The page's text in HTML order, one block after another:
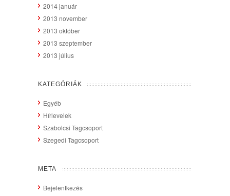
2014 január
2013 november
2013 október
2013 szeptember
2013 július
KATEGÓRIÁK
Egyéb
Hírlevelek
Szabolcsi Tagcsoport
Szegedi Tagcsoport
META
Bejelentkezés